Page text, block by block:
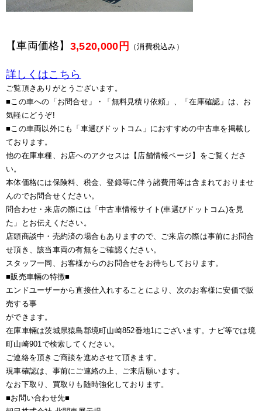
【車両価格】 3,520,000円 （消費税込み）
詳しくはこちら
ご覧頂きありがとうございます。
■この車への「お問合せ」・「無料見積り依頼」、「在庫確認」は、お
気軽にどうぞ!
■この車両以外にも「車選びドットコム」におすすめの中古車を掲載し
ております。
他の在庫車種、お店へのアクセスは【店舗情報ページ】をご覧くださ
い。
本体価格には保険料、税金、登録等に伴う諸費用等は含まれておりませ
んのでお問合せください。
問合わせ・来店の際には「中古車情報サイト(車選びドットコム)を見
た」とお伝えください。
店頭商談中・売約済の場合もありますので、ご来店の際は事前にお問合
せ頂き、該当車両の有無をご確認ください。
スタッフ一同、お客様からのお問合せをお待ちしております。
■販売車輛の特徴■
エンドユーザーから直接仕入れすることにより、次のお客様に安価で販
売する事
ができます。
在庫車輛は茨城県猿島郡境町山崎852番地1にございます。ナビ等では境
町山崎901で検索してください。
ご連絡を頂きご商談を進めさせて頂きます。
現車確認は、事前にご連絡の上、ご来店願います。
なお下取り、買取りも随時強化しております。
■お問い合わせ先■